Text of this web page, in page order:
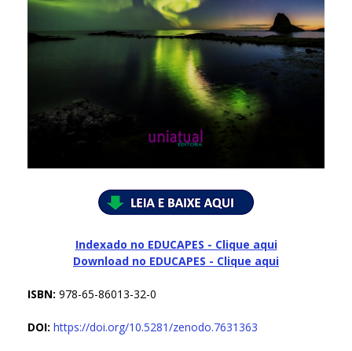
Indexado no EDUCAPES - Clique aqui
Download no EDUCAPES - Clique aqui
ISBN: 978-65-86013-32-0
DOI: https://doi.org/10.5281/zenodo.7631363